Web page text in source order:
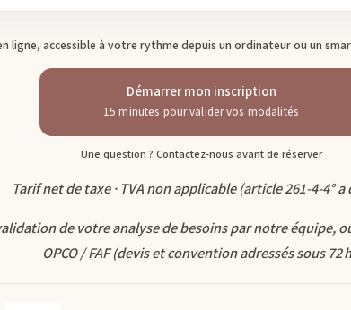
ligne, accessible à votre rythme depuis un ordinateur ou un
Démarrer mon inscription
15 minutes pour valider vos modalités
Une question ? Contactez-nous avant de réserver
Tarif net de taxe · TVA non applicable (article 261-4-4° a
de votre analyse de besoins par notre équipe,
OPCO / FAF (devis et convention adressés sous 72